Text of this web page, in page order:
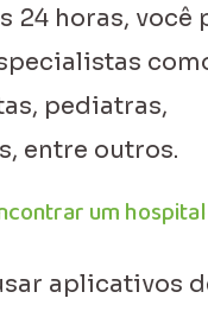
24 horas, você
pediatras,
entre outros.
um
aplicativos